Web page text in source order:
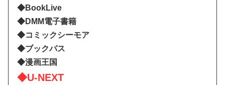
◆BookLive
◆DMM電子書籍
◆コミックシーモア
◆ブックパス
◆漫画王国
◆U-NEXT